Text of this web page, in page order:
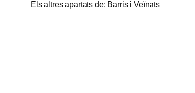
Els altres apartats de: Barris i Veïnats